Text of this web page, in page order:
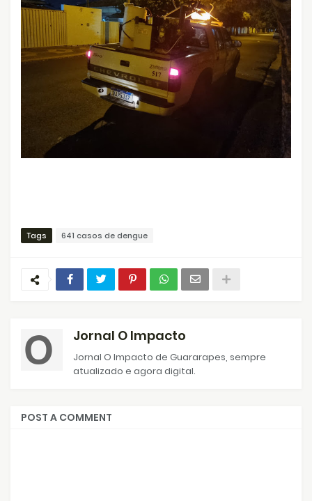
Tags 641 casos de dengue
Jornal O Impacto
Jornal O Impacto de Guararapes, sempre
atualizado e agora digital.
POST A COMMENT